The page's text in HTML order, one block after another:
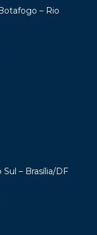
– Rio
Sul – Brasília/DF